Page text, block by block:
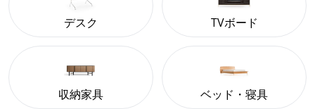
デスク TVボード
収納家具 ベッド・寝具